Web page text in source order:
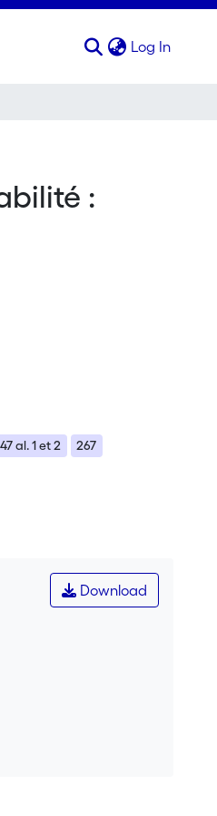
Log In
:
al. 1 et 2
267
Download